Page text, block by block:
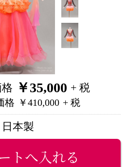
￥35,000 + 税
格 ￥410,000 + 税
日本製
トへ入れる